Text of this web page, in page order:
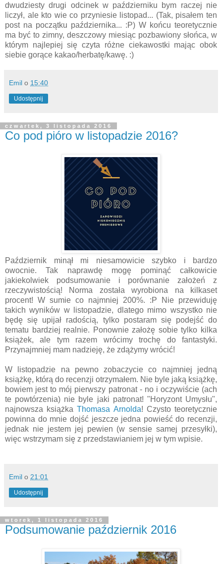
dwudziesty drugi odcinek w październiku bym raczej nie
liczył, ale kto wie co przyniesie listopad... (Tak, pisałem ten
post na początku października... :P) W końcu teoretycznie
ma być to zimny, deszczowy miesiąc pozbawiony słońca, w
którym najlepiej się czyta różne ciekawostki mając obok
siebie gorące kakao/herbatę/kawę. :)
Emil o 15:40
Udostępnij
czwartek, 3 listopada 2016
Co pod pióro w listopadzie 2016?
Październik minął mi niesamowicie szybko i bardzo
owocnie. Tak naprawdę mogę pominąć całkowicie
jakiekolwiek podsumowanie i porównanie założeń z
rzeczywistością! Norma została wyrobiona na kilkaset
procent! W sumie co najmniej 200%. :P Nie przewiduję
takich wyników w listopadzie, dlatego mimo wszystko nie
będę się upijał radością, tylko postaram się podejść do
tematu bardziej realnie. Ponownie założę sobie tylko kilka
książek, ale tym razem wrócimy trochę do fantastyki.
Przynajmniej mam nadzieję, że zdążymy wrócić!
W listopadzie na pewno zobaczycie co najmniej jedną
książkę, którą do recenzji otrzymałem. Nie byle jaką książkę,
bowiem jest to mój pierwszy patronat - no i oczywiście (ach
te powtórzenia) nie byle jaki patronat! "Horyzont Umysłu",
najnowsza książkaThomasa Arnolda! Czysto teoretycznie
powinna do mnie dojść jeszcze jedna powieść do recenzji,
jednak nie jestem jej pewien (w sensie samej przesyłki),
więc wstrzymam się z przedstawianiem jej w tym wpisie.
Emil o 21:01
Udostępnij
wtorek, 1 listopada 2016
Podsumowanie październik 2016